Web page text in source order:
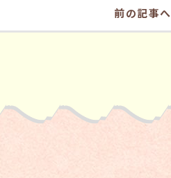
前の記事へ